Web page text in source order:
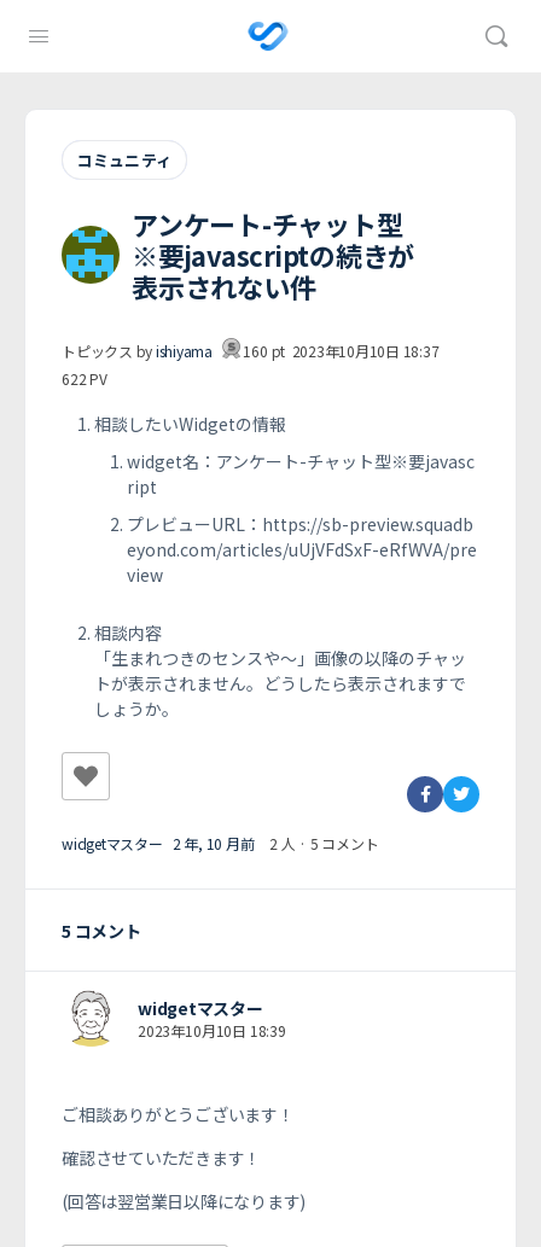
コミュニティ
アンケート-チャット型
※要javascriptの続きが
表示されない件
トピックス byishiyama 160 pt 2023年10月10日 18:37
622PV
相談したいWidgetの情報
widget名：アンケート-チャット型※要javasc
ript
プレビューURL：https://sb-preview.squadb
eyond.com/articles/uUjVFdSxF-eRfWVA/pre
view
相談内容
「生まれつきのセンスや～」画像の以降のチャッ
トが表示されません。どうしたら表示されますで
しょうか。
widgetマスター 2 年, 10 月前 2 人 · 5 コメント
5 コメント
widgetマスター
2023年10月10日 18:39
ご相談ありがとうございます！
確認させていただきます！
(回答は翌営業日以降になります)